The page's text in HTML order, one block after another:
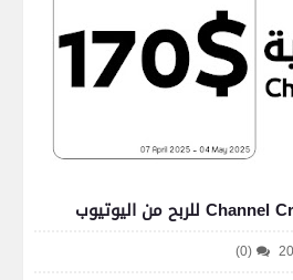
(0)